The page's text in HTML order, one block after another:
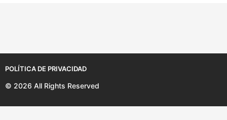
POLÍTICA DE PRIVACIDAD
© 2026 All Rights Reserved